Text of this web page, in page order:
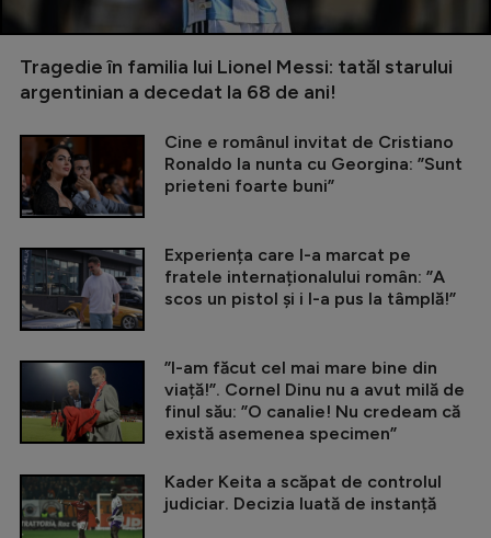
Tragedie în familia lui Lionel Messi: tatăl starului
argentinian a decedat la 68 de ani!
Cine e românul invitat de Cristiano
Ronaldo la nunta cu Georgina: ”Sunt
prieteni foarte buni”
Experiența care l-a marcat pe
fratele internaționalului român: ”A
scos un pistol și i l-a pus la tâmplă!”
”I-am făcut cel mai mare bine din
viață!”. Cornel Dinu nu a avut milă de
finul său: ”O canalie! Nu credeam că
există asemenea specimen”
Kader Keita a scăpat de controlul
judiciar. Decizia luată de instanță